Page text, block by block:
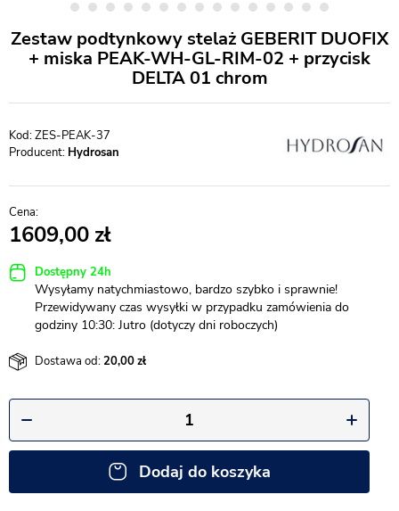
Zestaw podtynkowy stelaż GEBERIT DUOFIX
+ miska PEAK-WH-GL-RIM-02 + przycisk
DELTA 01 chrom
ZES-PEAK-37
Producent: Hydrosan
1609,00
Dostępny 24h
Wysyłamy natychmiastowo, bardzo szybko i sprawnie!
Przewidywany czas wysyłki w przypadku zamówienia do
godziny 10:30: Jutro (dotyczy dni roboczych)
Dostawa od:20,00
Dodaj do koszyka